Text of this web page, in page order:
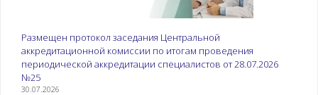
Размещен протокол заседания Центральной
аккредитационной комиссии по итогам проведения
периодической аккредитации специалистов от 28.07.2026
№25
30.07.2026